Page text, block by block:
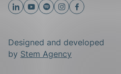
Designed and developed
by Stem Agency